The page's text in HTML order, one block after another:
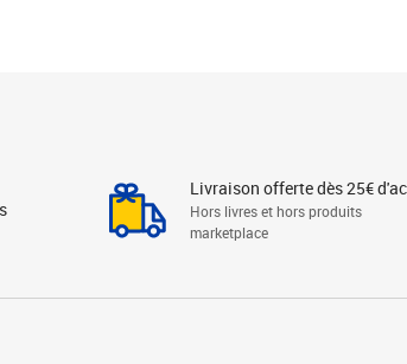
Livraison offerte dès 25€
Hors livres et hors produits
marketplace